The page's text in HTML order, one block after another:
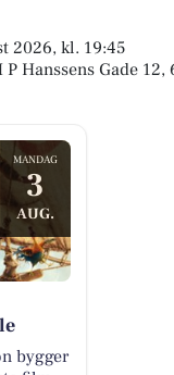
2026, kl. 19:45
Hanssens Gade 12,
MANDAG
3
AUG.
bygger